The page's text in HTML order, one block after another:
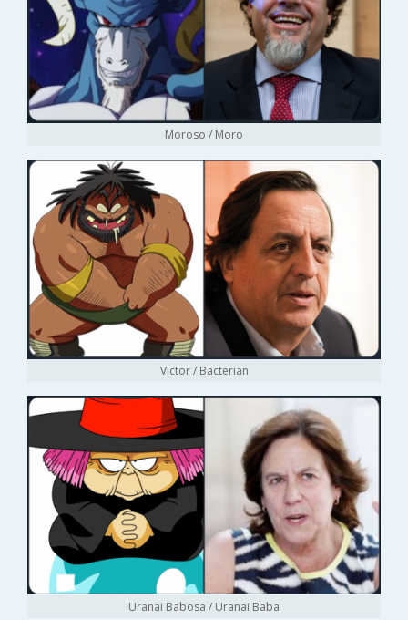
Moroso / Moro
Victor / Bacterian
Uranai Babosa / Uranai Baba